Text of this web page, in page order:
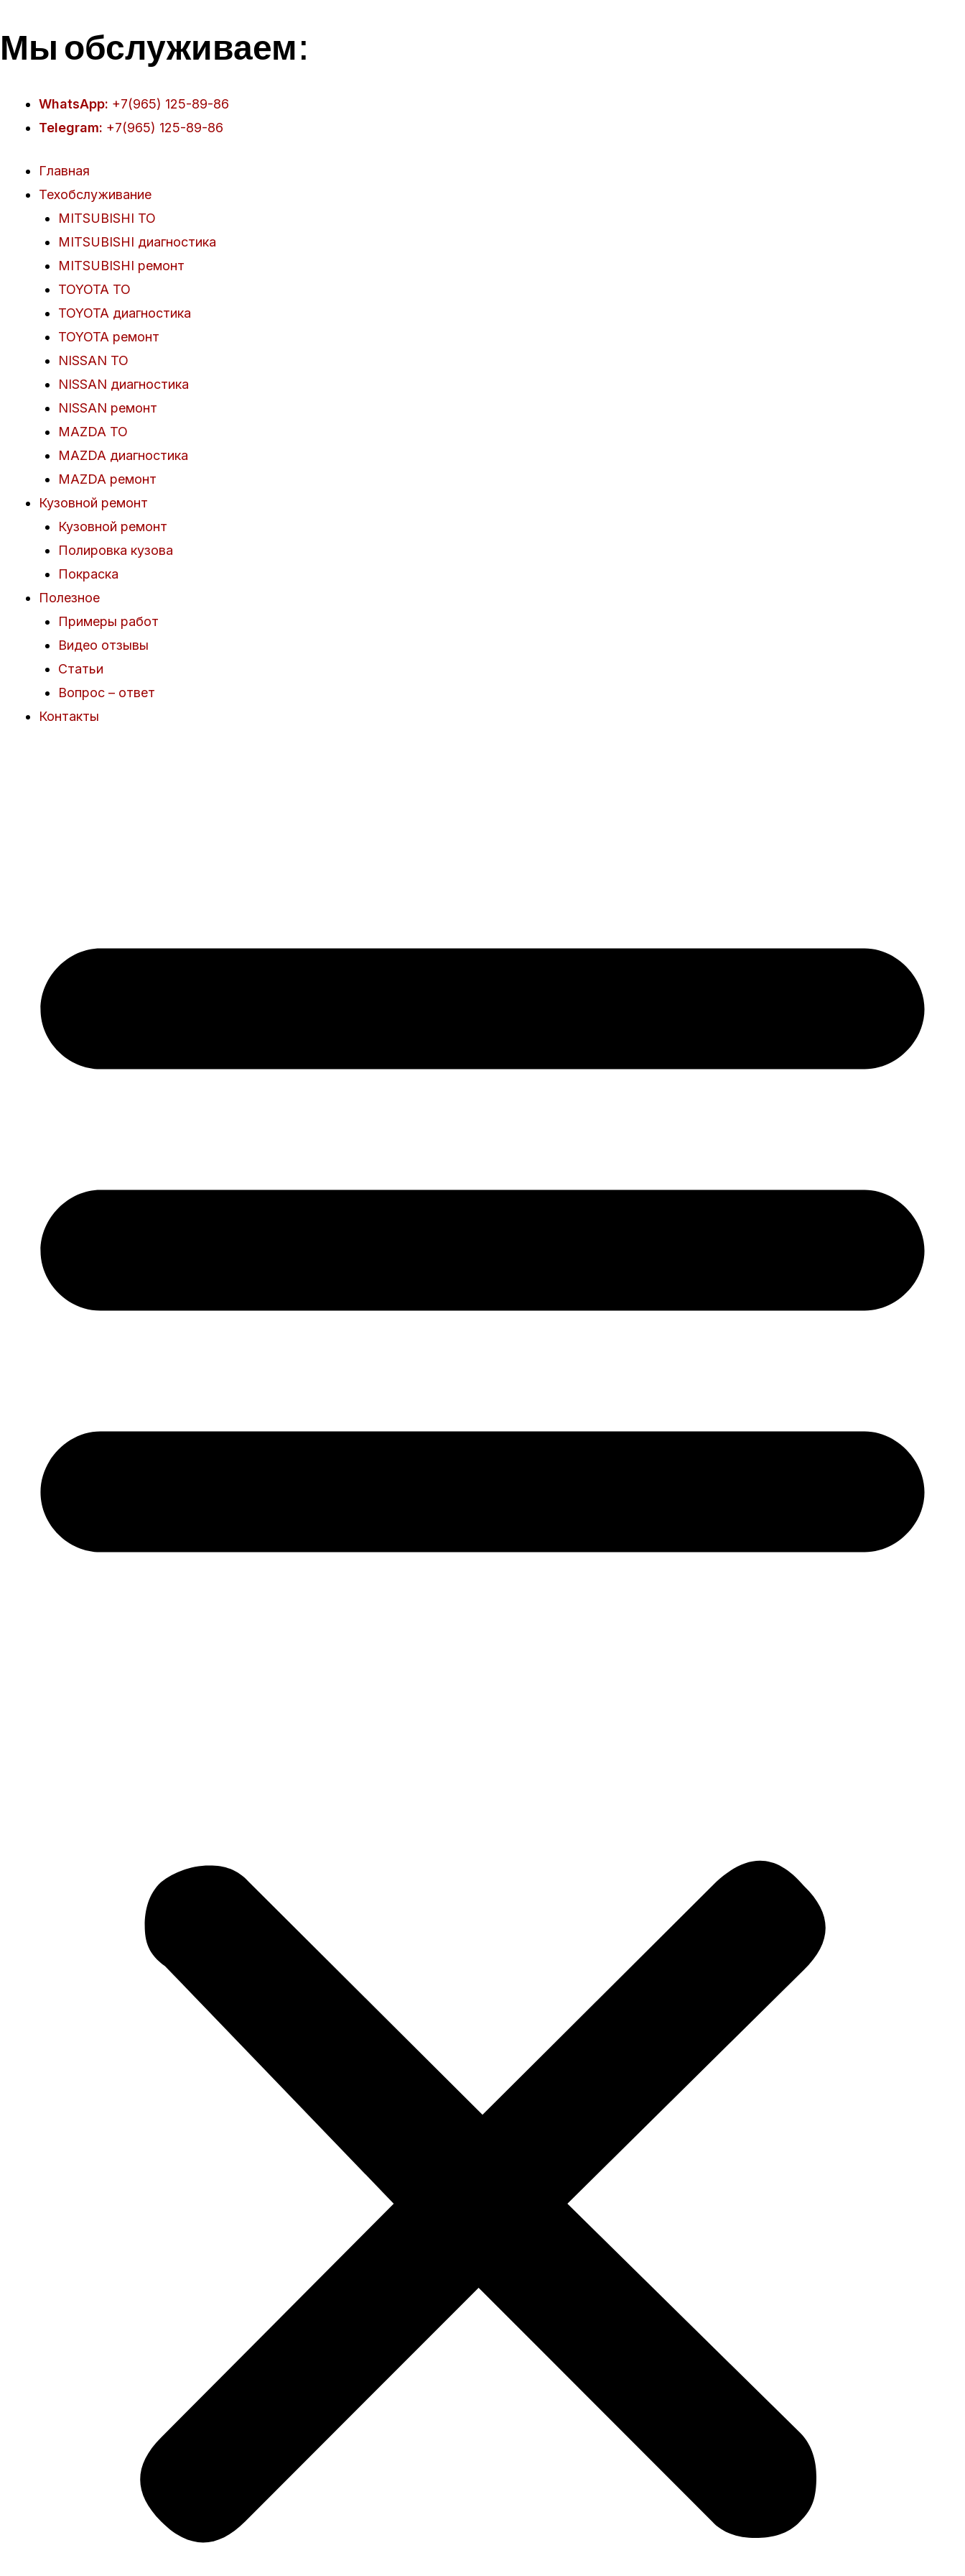
к
содержимому
Мы обслуживаем:
WhatsApp: +7(965) 125-89-86
Telegram: +7(965) 125-89-86
Главная
Техобслуживание
MITSUBISHI ТО
MITSUBISHI диагностика
MITSUBISHI ремонт
TOYOTA ТО
TOYOTA диагностика
TOYOTA ремонт
NISSAN ТО
NISSAN диагностика
NISSAN ремонт
MAZDA ТО
MAZDA диагностика
MAZDA ремонт
Кузовной ремонт
Кузовной ремонт
Полировка кузова
Покраска
Полезное
Примеры работ
Видео отзывы
Статьи
Вопрос – ответ
Контакты